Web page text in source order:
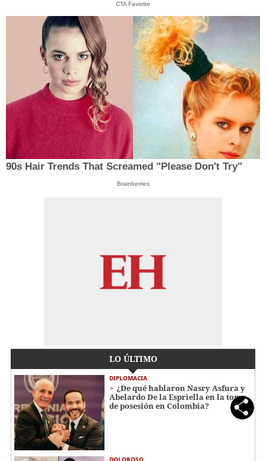
CTA Favorite
90s Hair Trends That Screamed "Please Don't Try"
Brainberries
LO ÚLTIMO
DIPLOMACIA
¿De qué hablaron Nasry Asfura y
Abelardo De la Espriella en la toma
de posesión en Colombia?
DOLOROSO